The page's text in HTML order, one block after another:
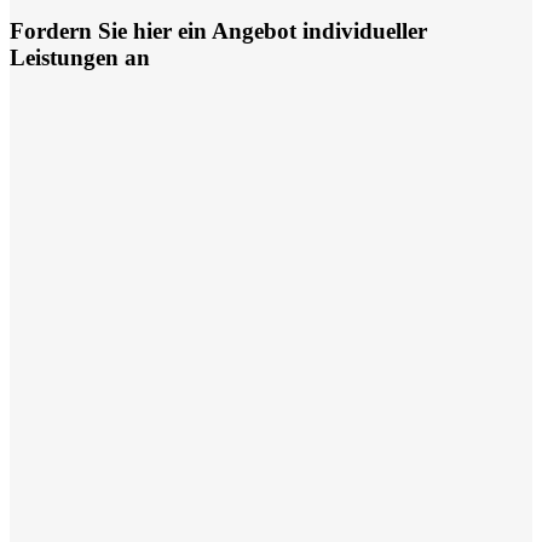
Fordern Sie hier ein Angebot individueller
Leistungen an